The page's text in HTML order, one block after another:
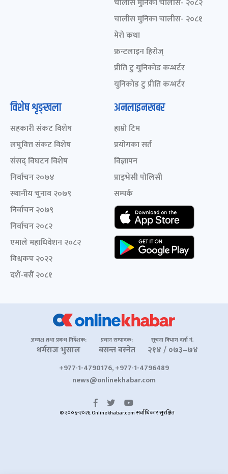
चालीस मुनिका चालीस- २०८२
चालीस मुनिका चालीस- २०८१
मेरो कथा
फ्रन्टलाइन हिरोज्
प्रीति टु युनिकोड कन्भर्टर
युनिकोड टु प्रीति कन्भर्टर
विशेष शृङ्खला
सहकारी संकट विशेष
लघुवित्त संकट विशेष
संसद् विघटन विशेष
निर्वाचन २०७४
स्थानीय चुनाव २०७९
निर्वाचन २०७९
निर्वाचन २०८२
एमाले महाधिवेशन २०८२
विश्वकप २०२२
दशैं-बसैं २०८१
अनलाइनखबर
हाम्रो टिम
प्रयोगका सर्त
विज्ञापन
प्राइभेसी पोलिसी
सम्पर्क
अध्यक्ष तथा प्रबन्ध निर्देशक:
धर्मराज भुसाल
प्रधान सम्पादक:
बसन्त बस्नेत
सूचना विभाग दर्ता नं.
२१४ / ०७३–७४
+977-1-4790176, +977-1-4796489
news@onlinekhabar.com
© २००६-२०२६ Onlinekhabar.com सर्वाधिकार सुरक्षित